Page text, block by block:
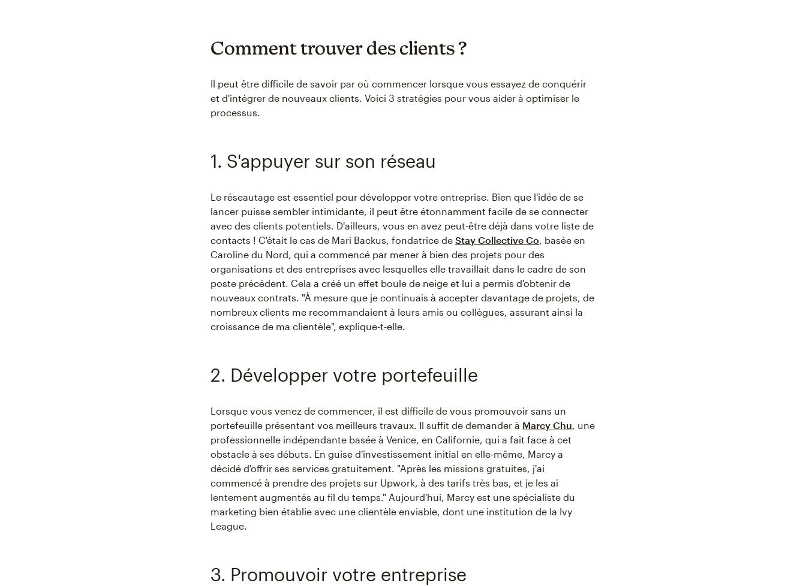
Comment trouver des clients ?
Il peut être difficile de savoir par où commencer lorsque vous essayez de conquérir
et d'intégrer de nouveaux clients. Voici 3 stratégies pour vous aider à optimiser le
processus.
1. S'appuyer sur son réseau
Le réseautage est essentiel pour développer votre entreprise. Bien que l'idée de se
lancer puisse sembler intimidante, il peut être étonnamment facile de se connecter
avec des clients potentiels. D'ailleurs, vous en avez peut-être déjà dans votre liste de
contacts ! C'était le cas de Mari Backus, fondatrice de Stay Collective Co, basée en
Caroline du Nord, qui a commencé par mener à bien des projets pour des
organisations et des entreprises avec lesquelles elle travaillait dans le cadre de son
poste précédent. Cela a créé un effet boule de neige et lui a permis d'obtenir de
nouveaux contrats. "À mesure que je continuais à accepter davantage de projets, de
nombreux clients me recommandaient à leurs amis ou collègues, assurant ainsi la
croissance de ma clientèle", explique-t-elle.
2. Développer votre portefeuille
Lorsque vous venez de commencer, il est difficile de vous promouvoir sans un
portefeuille présentant vos meilleurs travaux. Il suffit de demander à Marcy Chu, une
professionnelle indépendante basée à Venice, en Californie, qui a fait face à cet
obstacle à ses débuts. En guise d'investissement initial en elle-même, Marcy a
décidé d'offrir ses services gratuitement. "Après les missions gratuites, j'ai
commencé à prendre des projets sur Upwork, à des tarifs très bas, et je les ai
lentement augmentés au fil du temps." Aujourd'hui, Marcy est une spécialiste du
marketing bien établie avec une clientèle enviable, dont une institution de la Ivy
League.
3. Promouvoir votre entreprise